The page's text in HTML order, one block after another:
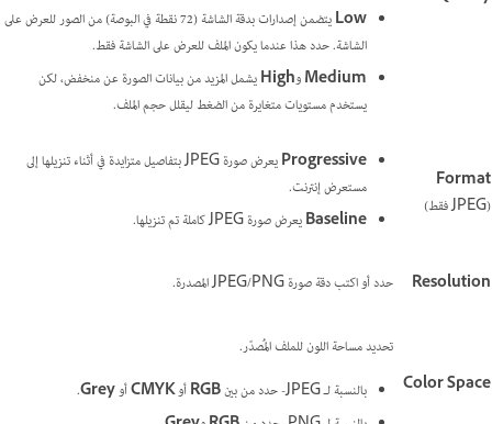
Low
يتضمن إصدارات بدقة الشاشة (72 نقطة في البوصة) من الصور للعرض على
الشاشة. حدد هذا عندما يكون الملف للعرض على الشاشة فقط.
MediumوHighيشمل المزيد من بيانات الصورة عن منخفض، لكن
يستخدم مستويات متغايرة من الضغط ليقلل حجم الملف.
Format
(JPEG فقط)
Progressive
يعرض صورة JPEG بتفاصيل متزايدة في أثناء تنزيلها إلى
مستعرض إنترنت.
Baselineيعرض صورة JPEG كاملة تم تنزيلها.
Resolution حدد أو اكتب دقة صورة JPEG/PNG المصدرة.
Color Space
تحديد مساحة اللون للملف المُصدّر.
بالنسبة لـ JPEG- حدد من بين
RGBأوCMYKأوGrey
.